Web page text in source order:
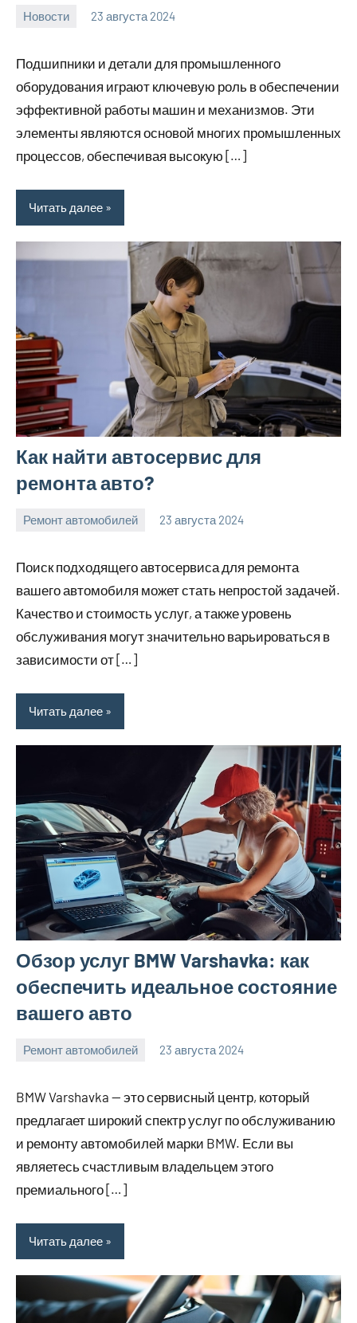
Новости 23 августа 2024
Подшипники и детали для промышленного
оборудования играют ключевую роль в обеспечении
эффективной работы машин и механизмов. Эти
элементы являются основой многих промышленных
процессов, обеспечивая высокую […]
Читать далее
Как найти автосервис для
ремонта авто?
Ремонт автомобилей 23 августа 2024
Поиск подходящего автосервиса для ремонта
вашего автомобиля может стать непростой задачей.
Качество и стоимость услуг, а также уровень
обслуживания могут значительно варьироваться в
зависимости от […]
Читать далее
Обзор услуг BMW Varshavka: как
обеспечить идеальное состояние
вашего авто
Ремонт автомобилей 23 августа 2024
BMW Varshavka — это сервисный центр, который
предлагает широкий спектр услуг по обслуживанию
и ремонту автомобилей марки BMW. Если вы
являетесь счастливым владельцем этого
премиального […]
Читать далее